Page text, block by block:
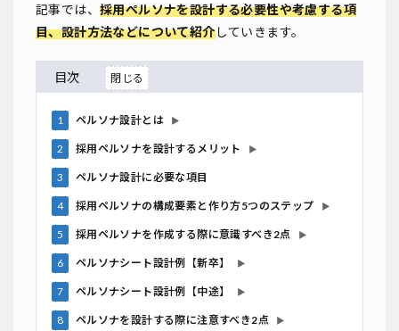
記事では、 採用ペルソナを設計する必要性や考慮する項
目、設計方法などについて紹介していきます。
目次
1 ペルソナ設計とは ▶
2 採用ペルソナを設計するメリット ▶
3 ペルソナ設計に必要な項目
4 採用ペルソナの構成要素と作り方5つのステップ ▶
5 採用ペルソナを作成する際に意識すべき2点 ▶
6 ペルソナシート設計例【新卒】 ▶
7 ペルソナシート設計例【中途】 ▶
8 ペルソナを設計する際に注意すべき2点 ▶